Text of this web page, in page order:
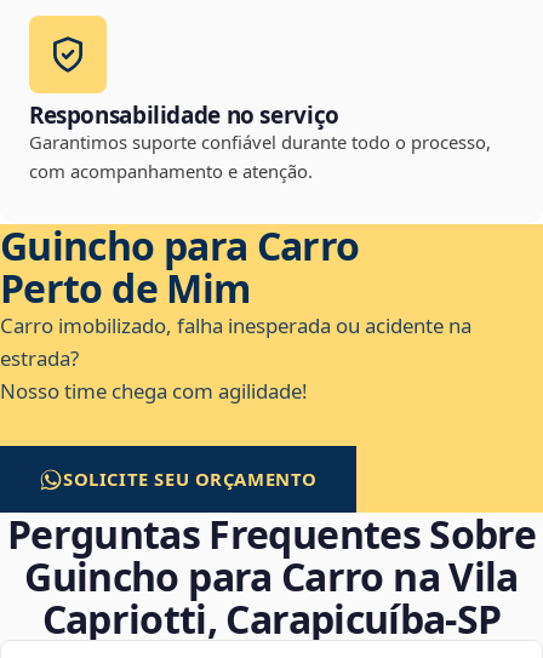
Responsabilidade no serviço
Garantimos suporte confiável durante todo o processo,
com acompanhamento e atenção.
Guincho para Carro
Perto de Mim
Carro imobilizado, falha inesperada ou acidente na
estrada?
Nosso time chega com agilidade!
SOLICITE SEU ORÇAMENTO
Perguntas Frequentes Sobre
Guincho para Carro na Vila
Capriotti, Carapicuíba‑SP